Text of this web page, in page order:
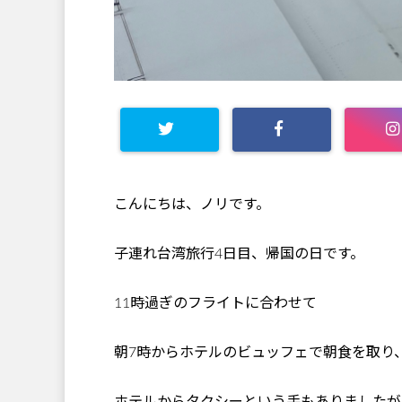
こんにちは、ノリです。
子連れ台湾旅行4日目、帰国の日です。
11時過ぎのフライトに合わせて
朝7時からホテルのビュッフェで朝食を取